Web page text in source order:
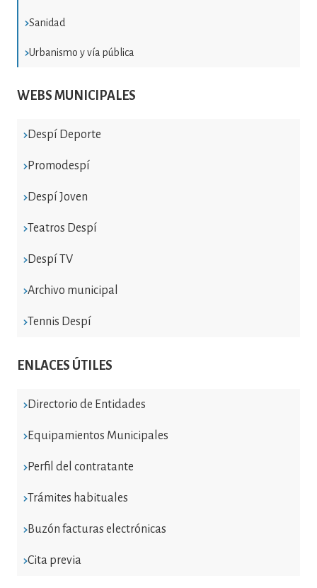
Sanidad
Urbanismo y vía pública
WEBS MUNICIPALES
Despí Deporte
Promodespí
Despí Joven
Teatros Despí
Despí TV
Archivo municipal
Tennis Despí
ENLACES ÚTILES
Directorio de Entidades
Equipamientos Municipales
Perfil del contratante
Trámites habituales
Buzón facturas electrónicas
Cita previa